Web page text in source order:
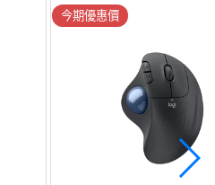
今期優惠價